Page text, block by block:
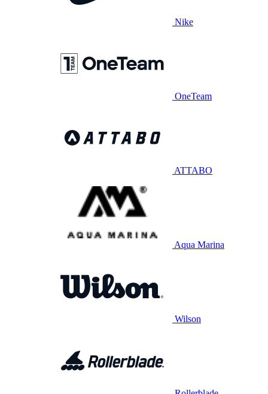
Nike
OneTeam
ATTABO
Aqua Marina
Wilson